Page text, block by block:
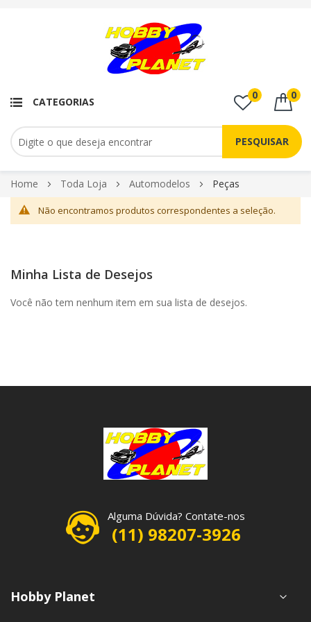
CATEGORIAS
PESQUISAR
0 0
Pular
para
conteúdo
Home Toda Loja Automodelos Peças
Não encontramos produtos correspondentes a seleção.
Minha Lista de Desejos
Você não tem nenhum item em sua lista de desejos.
Hobby Planet
Alguma Dúvida? Contate-nos
(11) 98207-3926